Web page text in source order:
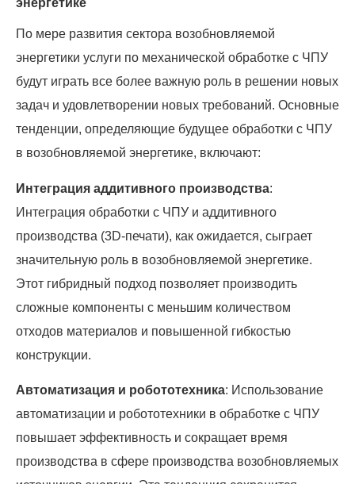
По мере развития сектора возобновляемой
энергетики услуги по механической обработке с ЧПУ
будут играть все более важную роль в решении новых
задач и удовлетворении новых требований. Основные
тенденции, определяющие будущее обработки с ЧПУ
в возобновляемой энергетике, включают:
Интеграция аддитивного производства:
Интеграция обработки с ЧПУ и аддитивного
производства (3D-печати), как ожидается, сыграет
значительную роль в возобновляемой энергетике.
Этот гибридный подход позволяет производить
сложные компоненты с меньшим количеством
отходов материалов и повышенной гибкостью
конструкции.
Автоматизация и робототехника: Использование
автоматизации и робототехники в обработке с ЧПУ
повышает эффективность и сокращает время
производства в сфере производства возобновляемых